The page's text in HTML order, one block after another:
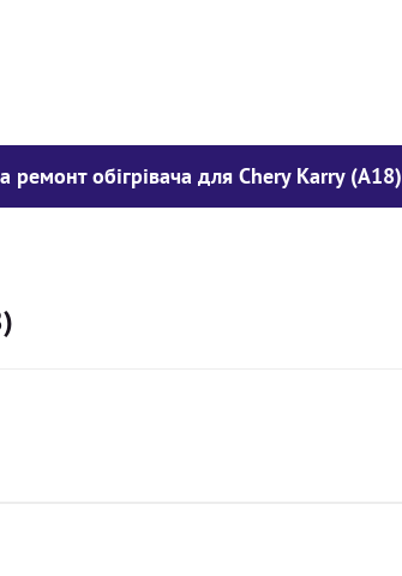
ремонт обігрівача для Chery Karry (A18)